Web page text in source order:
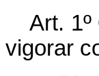
Art. 1º
vigorar